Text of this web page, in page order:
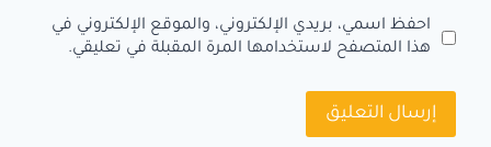
احفظ اسمي، بريدي الإلكتروني، والموقع الإلكتروني في
هذا المتصفح لاستخدامها المرة المقبلة في تعليقي.